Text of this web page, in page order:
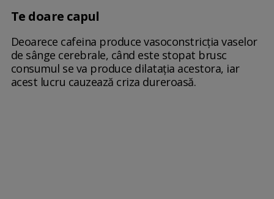
Te doare capul
Deoarece cafeina produce vasoconstricția vaselor
de sânge cerebrale, când este stopat brusc
consumul se va produce dilatația acestora, iar
acest lucru cauzează criza dureroasă.